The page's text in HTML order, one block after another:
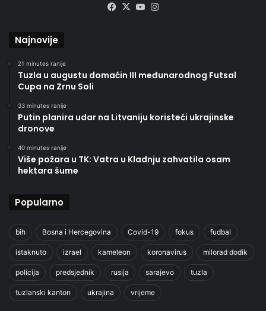
Facebook
X YouTube
Najnovije
21 minutes ranije
Tuzla u augustu domaćin III međunarodnog Futsal
Cupa na Zrnu Soli
33 minutes ranije
Putin planira udar na Litvaniju koristeći ukrajinske
dronove
40 minutes ranije
Više požara u TK: Vatra u Kladnju zahvatila osam
hektara šume
Popularno
bih Bosna i Hercegovina Covid-19 fokus fudbal
istaknuto izrael kameleon koronavirus milorad dodik
policija predsjednik rusija sarajevo tuzla
tuzlanski kanton ukrajina vrijeme